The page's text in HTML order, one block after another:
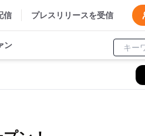
信 プレスリリースを受信
ン